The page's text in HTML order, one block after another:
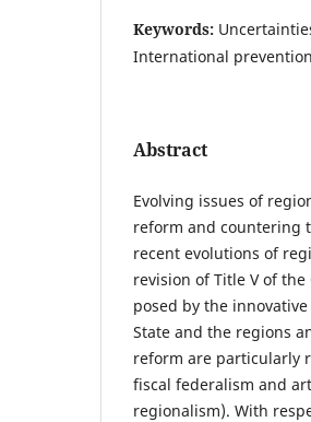
Keywords:
International
Abstract
Evolving issues of
reform and countering
recent evolutions of
revision of Title V of
posed by the
State and the regions
reform are particularly
fiscal federalism and
regionalism). With